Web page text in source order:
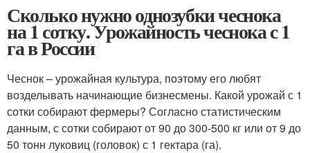
Сколько нужно однозубки чеснока
на 1 сотку. Урожайность чеснока с 1
га в России
Чеснок – урожайная культура, поэтому его любят
возделывать начинающие бизнесмены. Какой урожай с 1
сотки собирают фермеры? Согласно статистическим
данным, с сотки собирают от 90 до 300-500 кг или от 9 до
50 тонн луковиц (головок) с 1 гектара (га).